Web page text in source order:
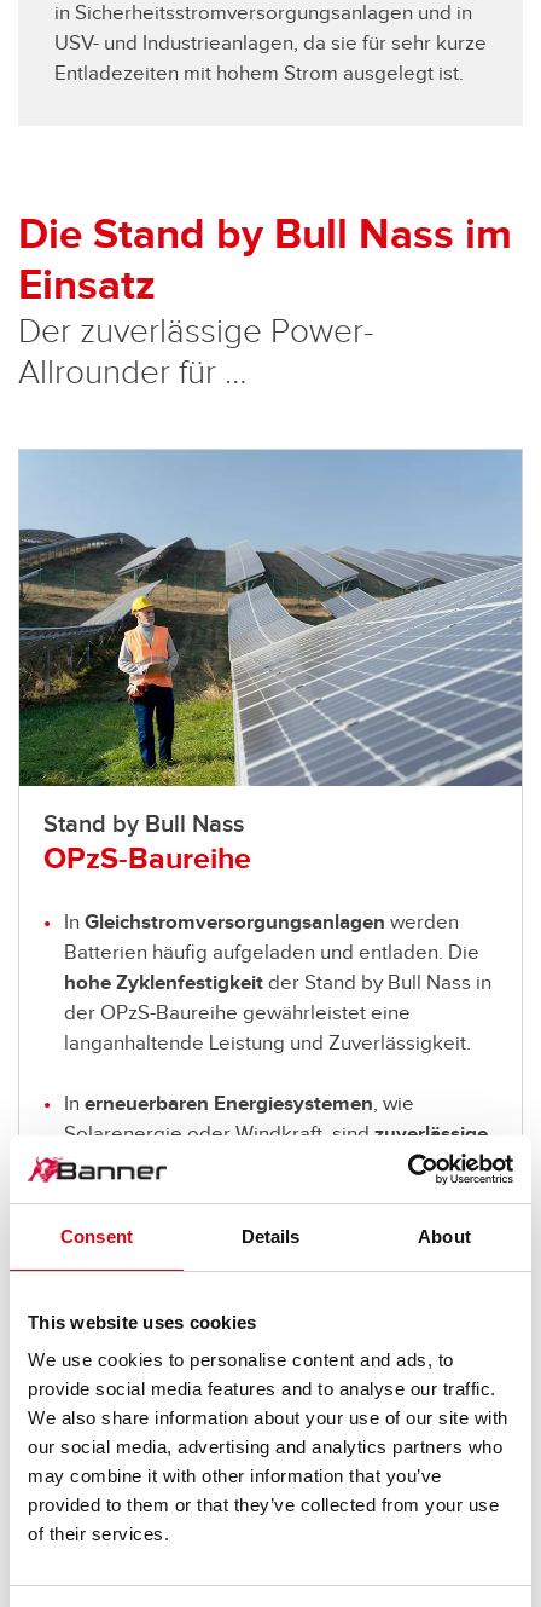
Consent Details About
This website uses cookies
We use cookies to personalise content and ads, to
provide social media features and to analyse our traffic.
We also share information about your use of our site with
our social media, advertising and analytics partners who
may combine it with other information that you’ve
provided to them or that they’ve collected from your use
of their services.
in Sicherheitsstromversorgungsanlagen und in
USV- und Industrieanlagen, da sie für sehr kurze
Entladezeiten mit hohem Strom ausgelegt ist.
Die Stand by Bull Nass im
Einsatz
Der zuverlässige Power-
Allrounder für …
Stand by Bull Nass
OPzS-Baureihe
In Gleichstromversorgungsanlagen werden
Batterien häufig aufgeladen und entladen. Die
hohe Zyklenfestigkeit der Stand by Bull Nass in
der OPzS-Baureihe gewährleistet eine
langanhaltende Leistung und Zuverlässigkeit.
In erneuerbaren Energiesystemen, wie
Solarenergie oder Windkraft, sind zuverlässige
Energiespeicher
entscheidend. Die OPzS-
kann überschüssige Energie speichern, um sie
Im Falle eines Stromausfalls oder eines
medizinischen Einrichtungen ist eine
zuverlässige
Notstromversorgung
lebenswichtig. Die OPzS-Baureihe der Stand by
Bull Nass wurde speziell für eine
schnelle und
konstante Stromversorgungentwickelt und
kann bei Netzausfällen sofort einspringen.
InIndustrieanlagenkann der Energiebedarf